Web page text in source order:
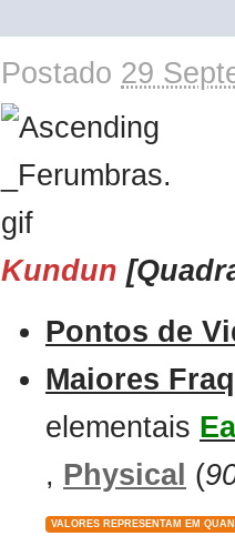
Postado 29
Kundun
Pontos de
Maiores
elementais
, Physical (
VALORES REPRESENTAM EM